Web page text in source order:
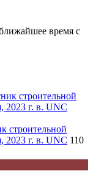
время с
строительной
2023 г. в. UNC 110